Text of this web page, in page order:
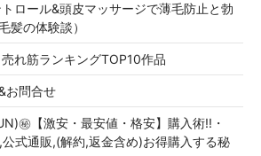
ロール&頭皮マッサージで薄毛防止と勃
髪の体験談）
れ筋ランキングTOP10作品
お問合せ
㊙【激安・最安値・格安】購入術!!・
式通販,(解約,返金含め)お得購入する秘